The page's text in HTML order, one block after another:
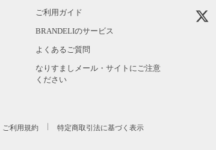
ご利用ガイド
BRANDELIのサービス
よくあるご質問
なりすましメール・サイトにご注意
ください
ご利用規約 特定商取引法に基づく表示